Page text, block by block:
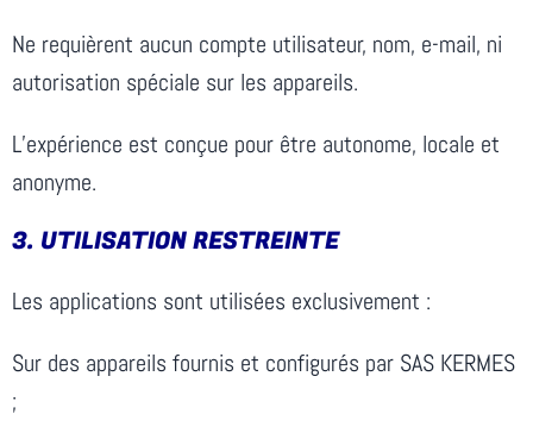
Ne requièrent aucun compte utilisateur, nom, e-mail, ni
autorisation spéciale sur les appareils.
L’expérience est conçue pour être autonome, locale et
anonyme.
3.⁠ ⁠UTILISATION RESTREINTE
Les applications sont utilisées exclusivement :
Sur des appareils fournis et configurés par SAS KERMES
;